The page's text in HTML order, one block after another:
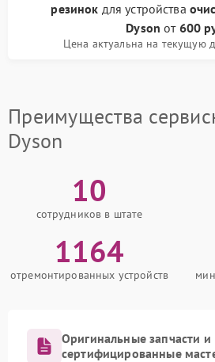
резинок для устройства
Dyson от 600
Цена актуальна на текущую
Преимущества
Dyson
10
сотрудников в штате
1164
отремонтированных устройств
Оригинальные запчасти и
сертифицированные